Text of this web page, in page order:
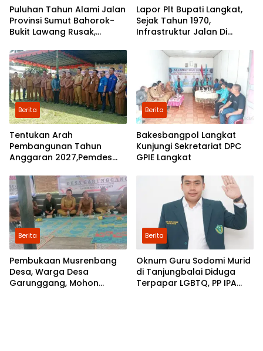
Puluhan Tahun Alami Jalan
Provinsi Sumut Bahorok-
Bukit Lawang Rusak,
Perbaikan
Lapor Plt Bupati Langkat,
Sejak Tahun 1970,
Infrastruktur Jalan Di
Diperhatikan Pemerintah
Kabupaten Langkat
Berita
Tentukan Arah
Pembangunan Tahun
Anggaran 2027,Pemdes
Musrenbang
Berita
Bakesbangpol Langkat
Kunjungi Sekretariat DPC
GPIE Langkat
Berita
Pembukaan Musrenbang
Desa, Warga Desa
Garunggang, Mohon
Berita
Oknum Guru Sodomi Murid
di Tanjungbalai Diduga
Terpapar LGBTQ, PP IPA